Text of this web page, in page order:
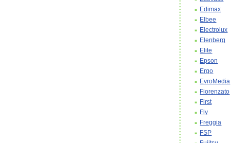
Edimax
Elbee
Electrolux
Elenberg
Elite
Epson
Ergo
EvroMedia
Fiorenzato
First
Fly
Freggia
FSP